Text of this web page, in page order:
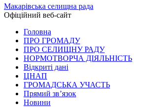
Макарівська селищна рада
Офіційний веб-сайт
Головна
ПРО ГРОМАДУ
ПРО СЕЛИЩНУ РАДУ
НОРМОТВОРЧА ДІЯЛЬНІСТЬ
Відкриті дані
ЦНАП
ГРОМАДСЬКА УЧАСТЬ
Прямий зв’язок
Новини